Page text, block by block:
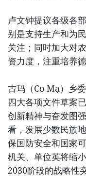
卢文钟提议各级各
别是支持生产和为
关注；同时加大对
资力度，注重培养
古玛（Co Mạ）乡
四大各项文件草案
创新精神与奋发图
看，发展少数民族
保国防安全和国家
机关、单位英将缩
2030阶段的战略性